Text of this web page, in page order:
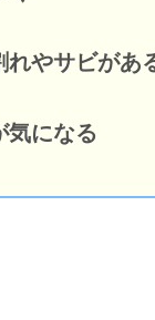
やサビがあ
気になる